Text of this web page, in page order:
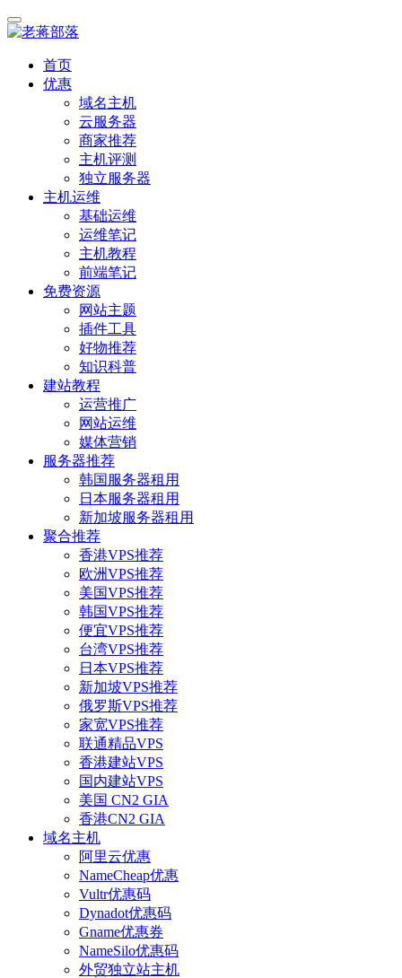
首页
优惠
域名主机
云服务器
商家推荐
主机评测
独立服务器
主机运维
基础运维
运维笔记
主机教程
前端笔记
免费资源
网站主题
插件工具
好物推荐
知识科普
建站教程
运营推广
网站运维
媒体营销
服务器推荐
韩国服务器租用
日本服务器租用
新加坡服务器租用
聚合推荐
香港VPS推荐
欧洲VPS推荐
美国VPS推荐
韩国VPS推荐
便宜VPS推荐
台湾VPS推荐
日本VPS推荐
新加坡VPS推荐
俄罗斯VPS推荐
家宽VPS推荐
联通精品VPS
香港建站VPS
国内建站VPS
美国 CN2 GIA
香港CN2 GIA
域名主机
阿里云优惠
NameCheap优惠
Vultr优惠码
Dynadot优惠码
Gname优惠券
NameSilo优惠码
外贸独立站主机